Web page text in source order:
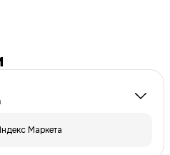
Маркета